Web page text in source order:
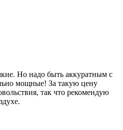
Но надо быть аккуратным с
мощные! За такую цену
так что рекомендую